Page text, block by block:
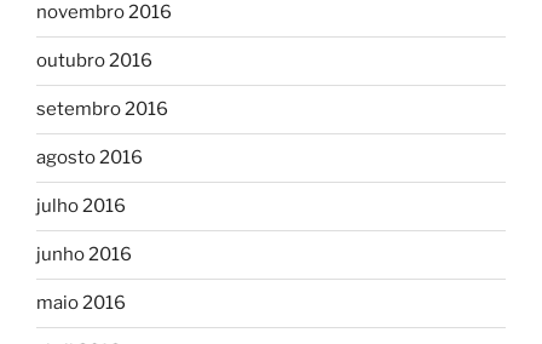
novembro 2016
outubro 2016
setembro 2016
agosto 2016
julho 2016
junho 2016
maio 2016